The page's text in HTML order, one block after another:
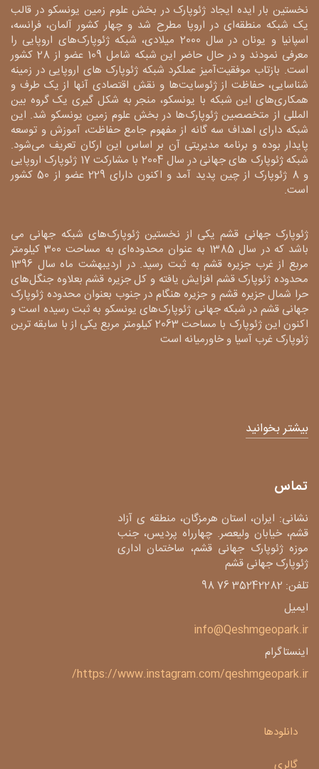
نخستین بار ایده ایجاد ژئوپارک در بخش علوم زمین یونسکو در قالب
یک شبکه منطقه‌ای در اروپا مطرح شد و چهار کشور آلمان، فرانسه،
اسپانیا و یونان در سال 2000 میلادی، شبکه ژئوپارک‌های اروپایی را
معرفی نمودند و در حال حاضر این شبکه شامل 109 عضو از 28 کشور
است. بازتاب موفقیت‌آمیز عملکرد شبکه ژئوپارک های اروپایی در زمینه
شناسایی، حفاظت از ژئوسایت‌ها و نقش اقتصادی آنها از یک طرف و
همکاری‌های این شبکه با یونسکو، منجر به شکل گیری یک گروه بین
المللی از متخصصین ژئوپارک‌ها در بخش علوم زمین یونسکو شد. این
شبکه دارای اهداف سه گانه از مفهوم جامع حفاظت، آموزش و توسعه
پایدار بوده و برنامه مدیریتی آن بر اساس این ارکان تعریف می‌شود.
شبکه ژئوپارک های جهانی در سال 2004 با مشارکت 17 ژئوپارک اروپایی
و 8 ژئوپارک از چین پدید آمد و اکنون دارای 229 عضو از 50 کشور
است.
ژئوپارک جهانی قشم یکی از نخستین ژئوپارک‌های شبکه جهانی می
باشد که در سال 1385 به عنوان محدوده‌ای به مساحت 300 کیلومتر
مربع از غرب جزیره قشم به ثبت رسید. در اردیبهشت ماه سال 1396
محدوده ژئوپارک قشم افزایش یافته و کل جزیره قشم بعلاوه جنگل‌های
حرا شمال جزیره قشم و جزیره هنگام در جنوب بعنوان محدوده ژئوپارک
جهانی قشم در شبکه جهانی ژئوپارک‌های یونسکو به ثبت رسیده است و
اکنون این ژئوپارک با مساحت 2063 کیلومتر مربع یکی از با سابقه ترین
ژئوپارک غرب آسیا و خاورمیانه است
بیشتر بخوانید
تماس
نشانی: ایران، استان هرمزگان، منطقه ی آزاد
قشم، خیابان ولیعصر. چهارراه پردیس، جنب
موزه ژئوپارک جهانی قشم، ساختمان اداری
ژئوپارک جهانی قشم
تلفن: 35242282 76 98
ایمیل
info@Qeshmgeopark.ir
اینستاگرام
https://www.instagram.com/qeshmgeopark.ir/
دانلودها
گالری